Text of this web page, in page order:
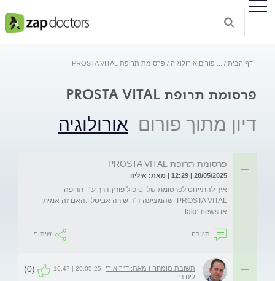
דף הבית פורום אורולוגיה פרסומת תרופת PROSTA VITAL
פרסומת תרופת PROSTA VITAL
דיון מתוך פורום אורולוגיה
פרסומת תרופת PROSTA VITAL
28/05/2025 | 12:29 | מאת: איליה
איך להתייחס לפרסומת של  טיפול פורץ דרך ע"י  תרופה
PROSTA VITAL  שהמציעה ד"ר שירה אביטל  .האם זה אמיתי
או fake news
תגובה שיתוף
תשובת מומחה | מאת: ד"ר אורי
לינדנר
29.05.25 | 16:47
(0)